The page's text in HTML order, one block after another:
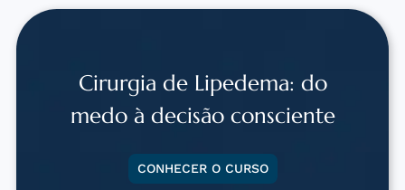
Cirurgia de Lipedema: do
medo à decisão consciente
CONHECER O CURSO